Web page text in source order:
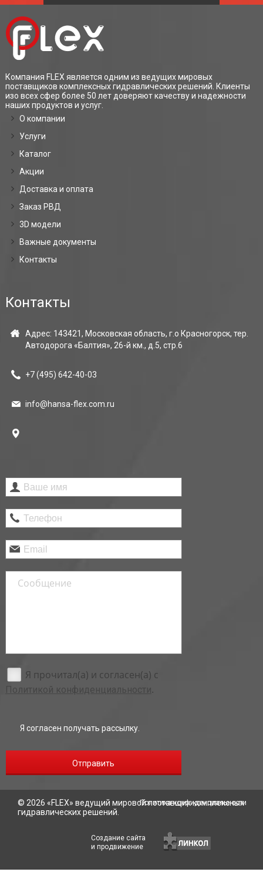
Компания FLEX является одним из ведущих мировых
поставщиков комплексных гидравлических решений. Клиенты
изо всех сфер более 50 лет доверяют качеству и надежности
наших продуктов и услуг.
О компании
Услуги
Каталог
Акции
Доставка и оплата
Заказ РВД
3D модели
Важные документы
Контакты
Контакты
Адрес: 143421, Московская область, г.о Красногорск, тер.
Автодорога «Балтия», 26-й км., д.5, стр.6
+7 (495) 642-40-03
info@hansa-flex.com.ru
Я прочитал(а) и согласен(а) с
Политикой конфиденциальности.
Я согласен получать рассылку.
Отправить
© 2026 «FLEX» ведущий мировой поставщик комплексных
гидравлических решений.
Политика конфиденциальности
Создание сайта
и продвижение